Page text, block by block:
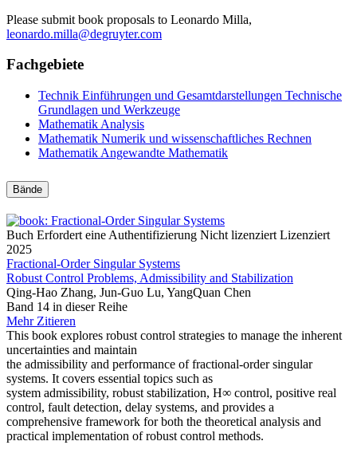
Please submit book proposals to Leonardo Milla,
leonardo.milla@degruyter.com
Fachgebiete
Technik Einführungen und Gesamtdarstellungen Technische
Grundlagen und Werkzeuge
Mathematik Analysis
Mathematik Numerik und wissenschaftliches Rechnen
Mathematik Angewandte Mathematik
Bände
Buch Erfordert eine Authentifizierung Nicht lizenziert Lizenziert
2025
Fractional-Order Singular Systems
Robust Control Problems, Admissibility and Stabilization
Qing-Hao Zhang, Jun-Guo Lu, YangQuan Chen
Band 14 in dieser Reihe
Mehr Zitieren
This book explores robust control strategies to manage the inherent
uncertainties and maintain
the admissibility and performance of fractional-order singular
systems. It covers essential topics such as
system admissibility, robust stabilization, H∞ control, positive real
control, fault detection, delay systems, and provides a
comprehensive framework for both the theoretical analysis and
practical implementation of robust control methods.